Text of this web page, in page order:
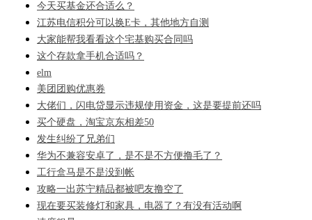
今天买基金还合适么？
江苏电信积分可以换E卡，其他地方自测
大家能帮我看看这个宅基购买合同吗
这个存款拿手机合适吗？
elm
美团团购优惠券
大佬们，闪电贷显示违规使用资金，这是要提前还吗
买个硬盘，淘宝京东相差50
发生纠纷了兄弟们
华为不兼容安卓了，是不是不方便撸毛了？
工行盒马是不是没到帐
攻略一出苏宁精品都被吧友撸空了
现在要买装修灯和家具，电器了？有没有活动啊